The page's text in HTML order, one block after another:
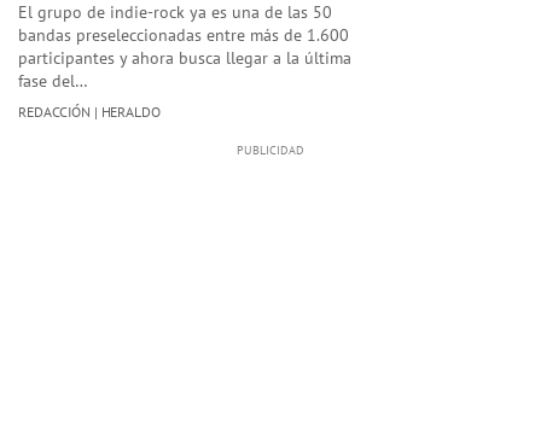
El grupo de indie-rock ya es una de las 50
bandas preseleccionadas entre más de 1.600
participantes y ahora busca llegar a la última
fase del…
REDACCIÓN | HERALDO